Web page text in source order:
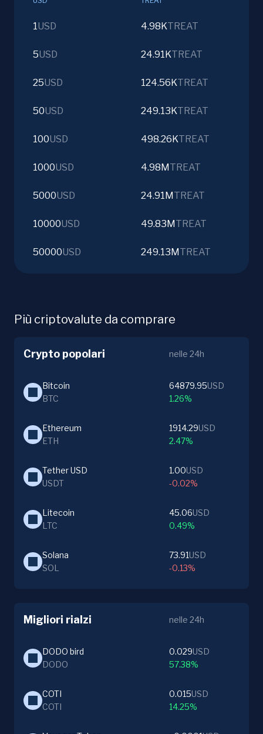
1USD 4.98KTREAT
5USD 24.91KTREAT
25USD 124.56KTREAT
50USD 249.13KTREAT
100USD 498.26KTREAT
1000USD 4.98M TREAT
5000USD 24.91M TREAT
10000USD 49.83M TREAT
50000USD 249.13M TREAT
Più criptovalute da comprare
Crypto popolari nelle 24h
Bitcoin
BTC
64879.95USD
1.26%
Ethereum
ETH
1914.29USD
2.47%
Tether USD
USDT
1.00USD
-0.02%
Litecoin
LTC
45.06USD
0.49%
Solana
SOL
73.91USD
-0.13%
Migliori rialzi nelle 24h
DODO bird
DODO
0.029USD
57.38%
COTI
COTI
0.015USD
14.25%